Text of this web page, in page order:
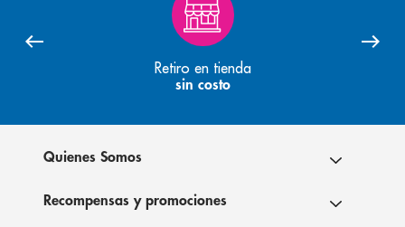
Retiro en tienda
sin costo
Quienes Somos
Recompensas y promociones